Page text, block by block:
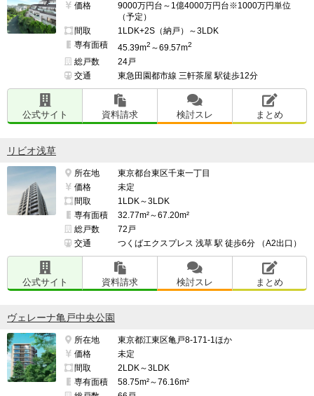
価格
9000万円台～1億4000万円台※1000万円単位
（予定）
間取
1LDK+2S（納戸）～3LDK
専有面積
45.39m2 ～69.57m2
総戸数
24戸
交通
東急田園都市線 三軒茶屋 駅徒歩12分
公式サイト 資料請求 検討スレ まとめ
リビオ浅草
所在地
東京都台東区千束一丁目
価格
未定
間取
1LDK～3LDK
専有面積
32.77m²～67.20m²
総戸数
72戸
交通
つくばエクスプレス 浅草 駅 徒歩6分 （A2出口）
公式サイト 資料請求 検討スレ まとめ
ヴェレーナ亀戸中央公園
所在地
東京都江東区亀戸8-171-1ほか
価格
未定
間取
2LDK～3LDK
専有面積
58.75m²～76.16m²